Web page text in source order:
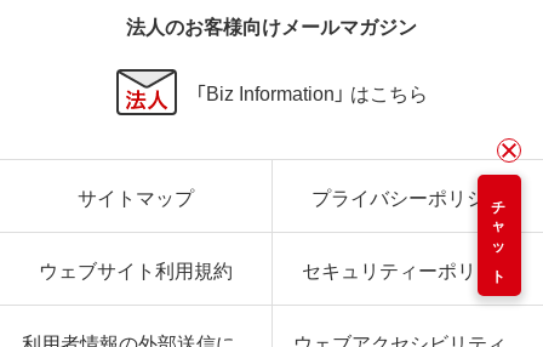
チャット
法人のお客様向けメールマガジン
「Biz Information」 はこちら
サイトマップ プライバシーポリシー
ウェブサイト利用規約 セキュリティーポリシー